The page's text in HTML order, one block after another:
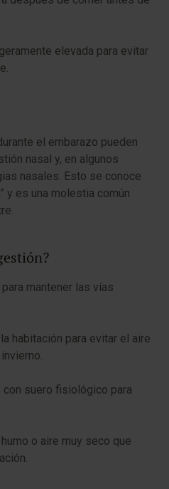
elevada para evitar
el embarazo pueden
nasal y, en algunos
nasales. Esto se conoce
y es una molestia común
mantener las vías
habitación para evitar el aire
suero fisiológico para
o aire muy seco que